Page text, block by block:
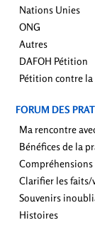
Nations Unies
ONG
Autres
DAFOH Pétition
Pétition contre
FORUM DES
Ma rencontre
Bénéfices de la
Clarifier les faits/
Souvenirs
Histoires